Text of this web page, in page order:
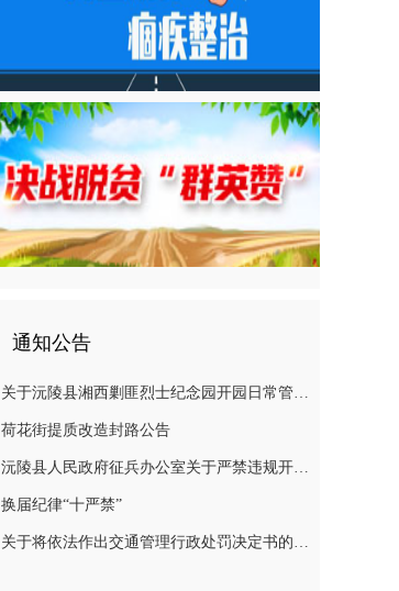
通知公告
关于沅陵县湘西剿匪烈士纪念园开园日常管理规定（草案）公开征求意见的公告
荷花街提质改造封路公告
沅陵县人民政府征兵办公室关于严禁违规开展 涉征兵商业化培训的公告
换届纪律“十严禁”
关于将依法作出交通管理行政处罚决定书的公告